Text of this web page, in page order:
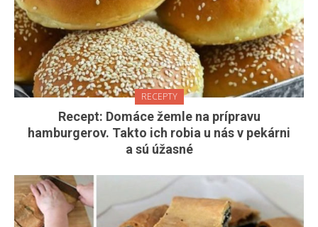
RECEPTY
Recept: Domáce žemle na prípravu
hamburgerov. Takto ich robia u nás v pekárni
a sú úžasné